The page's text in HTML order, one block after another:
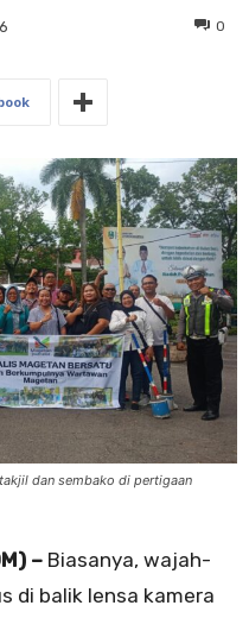
0
dan sembako di pertigaan
– Biasanya, wajah-
di balik lensa kamera